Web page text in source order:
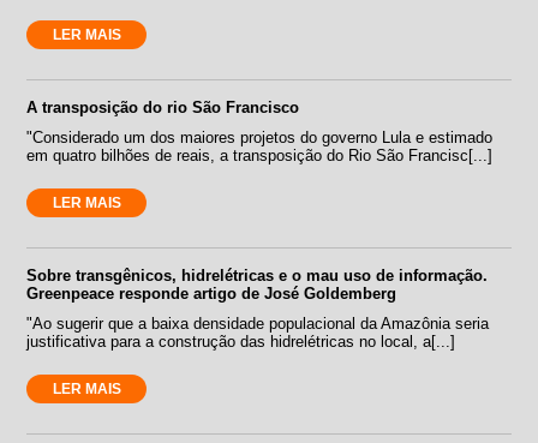
LER MAIS
A transposição do rio São Francisco
"Considerado um dos maiores projetos do governo Lula e estimado
em quatro bilhões de reais, a transposição do Rio São Francisc[...]
LER MAIS
Sobre transgênicos, hidrelétricas e o mau uso de informação.
Greenpeace responde artigo de José Goldemberg
"Ao sugerir que a baixa densidade populacional da Amazônia seria
justificativa para a construção das hidrelétricas no local, a[...]
LER MAIS